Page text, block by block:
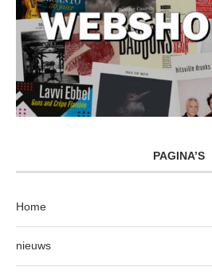
PAGINA’S
Home
nieuws